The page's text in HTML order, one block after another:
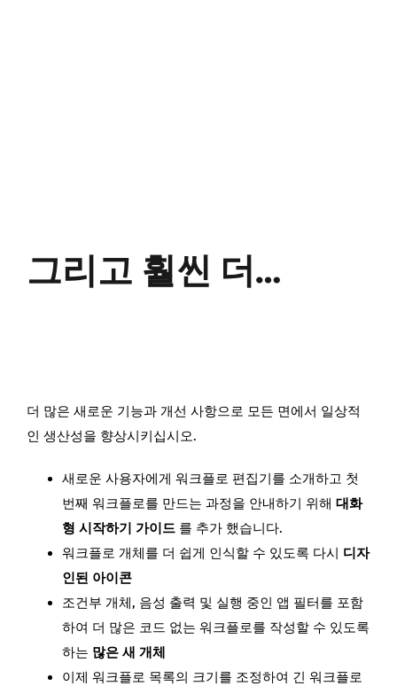
그리고 훨씬 더…
더 많은 새로운 기능과 개선 사항으로 모든 면에서 일상적
인 생산성을 향상시키십시오.
새로운 사용자에게 워크플로 편집기를 소개하고 첫
번째 워크플로를 만드는 과정을 안내하기 위해 대화
형 시작하기 가이드 를 추가 했습니다.
워크플로 개체를 더 쉽게 인식할 수 있도록 다시 디자
인된 아이콘
조건부 개체, 음성 출력 및 실행 중인 앱 필터를 포함
하여 더 많은 코드 없는 워크플로를 작성할 수 있도록
하는 많은 새 개체
이제 워크플로 목록의 크기를 조정하여 긴 워크플로